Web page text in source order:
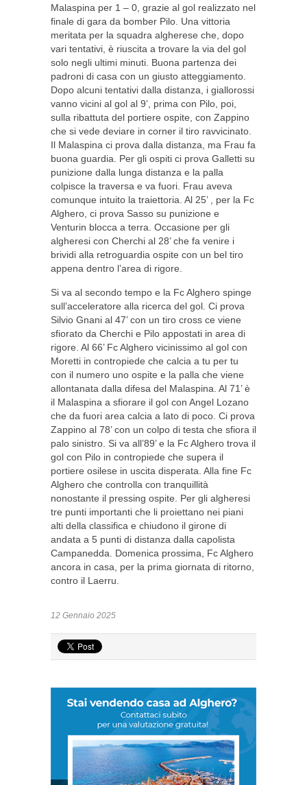
Malaspina per 1 – 0, grazie al gol realizzato nel
finale di gara da bomber Pilo. Una vittoria
meritata per la squadra algherese che, dopo
vari tentativi, è riuscita a trovare la via del gol
solo negli ultimi minuti. Buona partenza dei
padroni di casa con un giusto atteggiamento.
Dopo alcuni tentativi dalla distanza, i giallorossi
vanno vicini al gol al 9’, prima con Pilo, poi,
sulla ribattuta del portiere ospite, con Zappino
che si vede deviare in corner il tiro ravvicinato.
Il Malaspina ci prova dalla distanza, ma Frau fa
buona guardia. Per gli ospiti ci prova Galletti su
punizione dalla lunga distanza e la palla
colpisce la traversa e va fuori. Frau aveva
comunque intuito la traiettoria. Al 25’ , per la Fc
Alghero, ci prova Sasso su punizione e
Venturin blocca a terra. Occasione per gli
algheresi con Cherchi al 28’ che fa venire i
brividi alla retroguardia ospite con un bel tiro
appena dentro l’area di rigore.
Si va al secondo tempo e la Fc Alghero spinge
sull’acceleratore alla ricerca del gol. Ci prova
Silvio Gnani al 47’ con un tiro cross ce viene
sfiorato da Cherchi e Pilo appostati in area di
rigore. Al 66’ Fc Alghero vicinissimo al gol con
Moretti in contropiede che calcia a tu per tu
con il numero uno ospite e la palla che viene
allontanata dalla difesa del Malaspina. Al 71’ è
il Malaspina a sfiorare il gol con Angel Lozano
che da fuori area calcia a lato di poco. Ci prova
Zappino al 78’ con un colpo di testa che sfiora il
palo sinistro. Si va all’89’ e la Fc Alghero trova il
gol con Pilo in contropiede che supera il
portiere osilese in uscita disperata. Alla fine Fc
Alghero che controlla con tranquillità
nonostante il pressing ospite. Per gli algheresi
tre punti importanti che li proiettano nei piani
alti della classifica e chiudono il girone di
andata a 5 punti di distanza dalla capolista
Campanedda. Domenica prossima, Fc Alghero
ancora in casa, per la prima giornata di ritorno,
contro il Laerru.
12 Gennaio 2025